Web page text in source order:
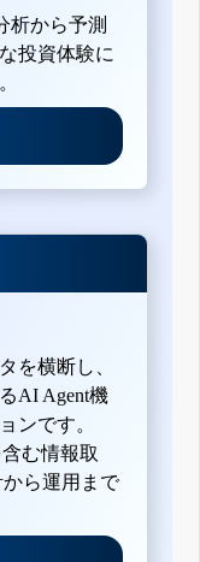
析から予測
投資体験に
を横断し、
AI Agent機
ンです。
む情報取
ら運用まで